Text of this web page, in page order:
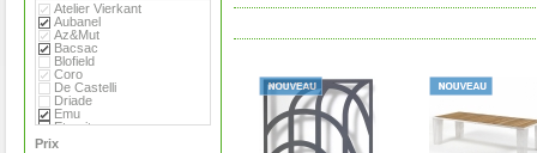
Atelier Vierkant
Aubanel
Az&Mut
Bacsac
Blofield
Coro
De Castelli
Driade
Emu
Eternit
Eva Solo
Prix